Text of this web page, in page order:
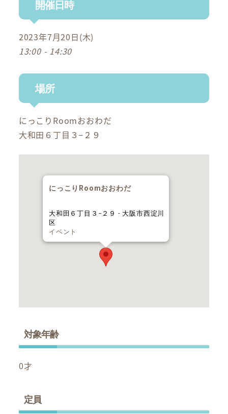
開催日時
2023年7月20日(木)
13:00 - 14:30
場所
にっこりRoomおおわだ
大和田６丁目３−２９
にっこりRoomおおわだ
大和田６丁目３−２９ - 大阪市西淀川
区
イベント
対象年齢
0才
定員